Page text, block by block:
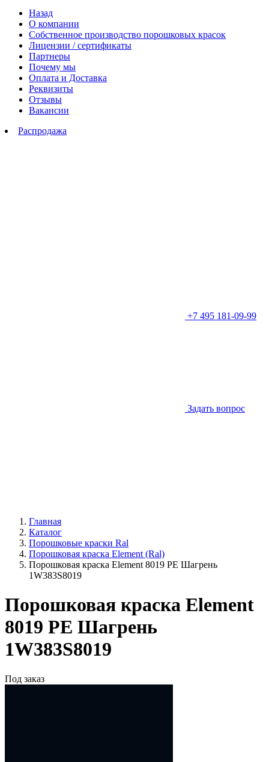
Назад
О компании
Собственное производство порошковых красок
Лицензии / сертификаты
Партнеры
Почему мы
Оплата и Доставка
Реквизиты
Отзывы
Вакансии
Распродажа
+7 495 181-09-99
Задать вопрос
Главная
Каталог
Порошковые краски Ral
Порошковая краска Element (Ral)
Порошковая краска Element 8019 PE Шагрень
1W383S8019
Порошковая краска Element
8019 PE Шагрень
1W383S8019
Под заказ